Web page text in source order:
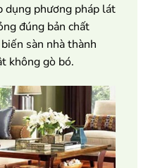
dụng phương pháp lát
đúng bản chất
sàn nhà thành
không gò bó.